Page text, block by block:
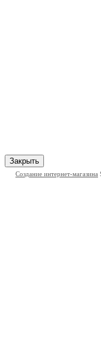
Закрыть
Создание интернет-магазина